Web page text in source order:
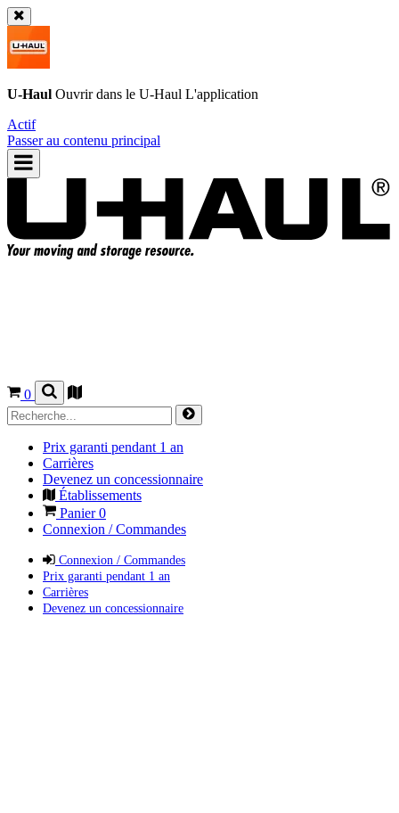
U-Haul Ouvrir dans le U-Haul L'application
Actif
Passer au contenu principal
0
Prix garanti pendant 1 an
Carrières
Devenez un concessionnaire
Établissements
Panier0
Connexion / Commandes
Connexion / Commandes
Prix garanti pendant 1 an
Carrières
Devenez un concessionnaire